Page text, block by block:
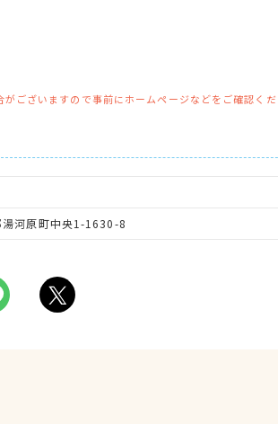
ございますので事前にホームページなどをご確認くだ
河原町中央1-1630-8